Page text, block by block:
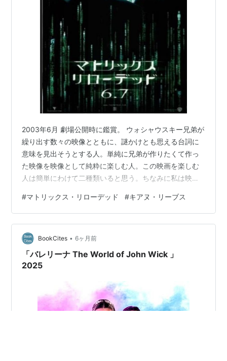
2003年6月 劇場公開時に鑑賞。 ウォシャウスキー兄弟が
繰り出す数々の映像とともに、謎かけとも思える台詞に
意味を見出そうとする人。単純に兄弟が作りたくて作っ
た映像を映像として純粋に楽しむ人。この映画を楽しむ
人は簡単にわけて二種類いると思う。ちなみに私は映像
しの筋は２の次である。映画のためにわざわざ作られた
という高速道路でのアクションシーンなど、出演者がど
こへ行く途中だったのかすっかり忘れてしまいながら楽
しんだほどだ。ヒューゴ・ウィービングが演じるエージ
ェント・スミスが１００人にも出てくることを笑い、キ
アヌ・リーブスのアクションシーンにほれぼれ…
#マトリックス・リローデッド #キアヌ・リーブス
BookCites • 6ヶ月前
「バレリーナ The World of John Wick 」
2025